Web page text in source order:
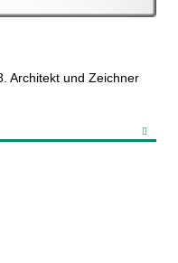
Architekt und Zeichner